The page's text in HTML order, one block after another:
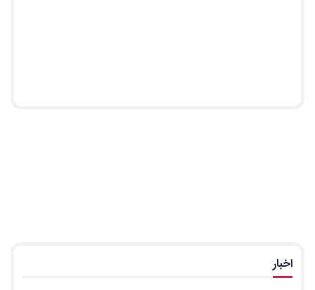
اخبار